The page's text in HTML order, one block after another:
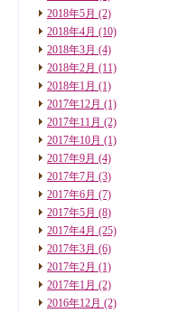
2018年5月 (2)
2018年4月 (10)
2018年3月 (4)
2018年2月 (11)
2018年1月 (1)
2017年12月 (1)
2017年11月 (2)
2017年10月 (1)
2017年9月 (4)
2017年7月 (3)
2017年6月 (7)
2017年5月 (8)
2017年4月 (25)
2017年3月 (6)
2017年2月 (1)
2017年1月 (2)
2016年12月 (2)